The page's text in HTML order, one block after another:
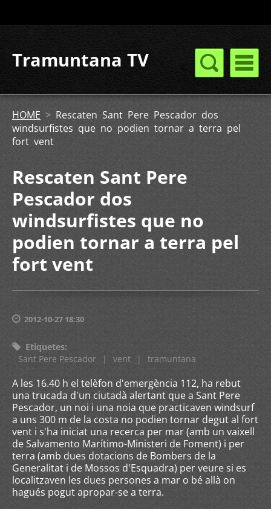
Tramuntana TV
HOME > Rescaten Sant Pere Pescador dos
windsurfistes que no podien tornar a terra pel
fort vent
Rescaten Sant Pere
Pescador dos
windsurfistes que no
podien tornar a terra pel
fort vent
2012-10-27 18:30
Etiquetes:
Sant Pere Pescador | vent | tramuntana
A les 16.40 h el telèfon d'emergència 112, ha rebut
una trucada d'un ciutadà alertant que a Sant Pere
Pescador, un noi i una noia que practicaven windsurf
a uns 300 m de la costa no podien tornar degut al fort
vent i s'ha iniciat una recerca per mar (amb un vaixell
de Salvamento Marítimo-Ministeri de Foment) i per
terra (amb dues dotacions de Bombers de la
Generalitat i de Mossos d'Esquadra) per veure si es
localitzaven les dues persones a mar o bé allà on
hagués pogut apropar-se a terra.